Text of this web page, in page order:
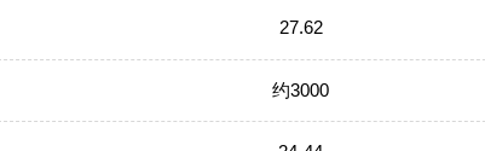
27.62
约3000